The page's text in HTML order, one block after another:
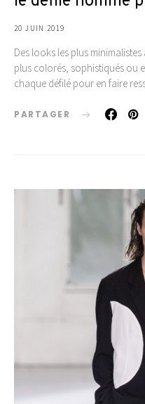
20 JUIN 2019
Des looks les plus
plus colorés, sophistiqués ou
chaque défilé pour en faire
PARTAGER